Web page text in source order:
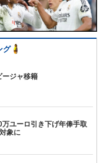
彼は喜びととも
試合、その後に次
の中にいるもの
明日の試合はと
る。外の人間の
ういう考えのが
る。明日の試合
グ
ージャ移籍
ユーロ引き下げ年俸手取
象に